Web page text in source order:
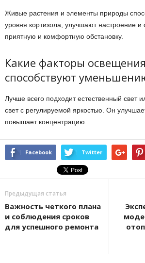
Живые растения и элементы природы
уровня кортизола, улучшают настроение и
приятную и комфортную обстановку.
Какие факторы освещения
способствуют
Лучше всего подходит естественный свет
свет с регулируемой яркостью. Он
повышает концентрацию.
Facebook Twitter
Предыдущая статья
Важность четкого плана
и соблюдения сроков
для успешного ремонта